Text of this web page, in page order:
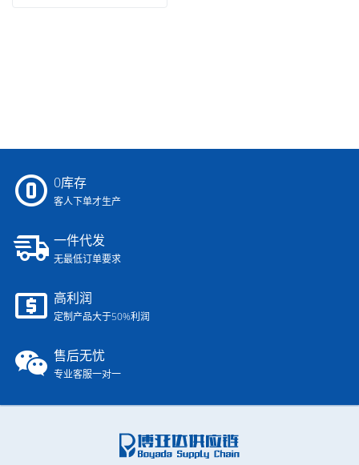
0库存
客人下单才生产
一件代发
无最低订单要求
高利润
定制产品大于50%利润
售后无忧
专业客服一对一